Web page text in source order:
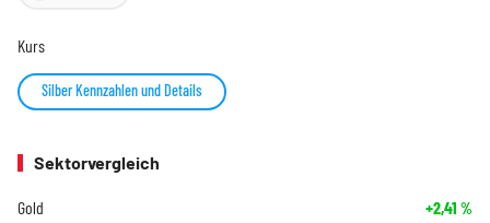
Kurs
Silber Kennzahlen und Details
Sektorvergleich
Gold +2,41 %